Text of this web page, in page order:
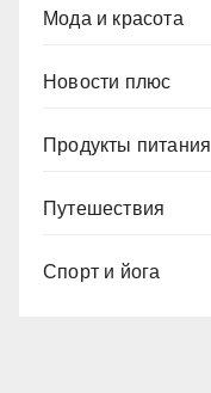
Мода и красота
Новости плюс
Продукты питания
Путешествия
Спорт и йога